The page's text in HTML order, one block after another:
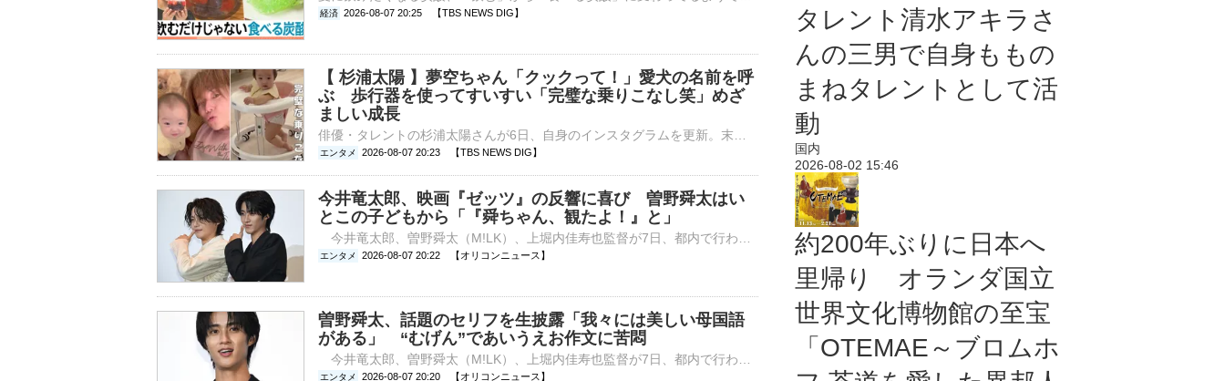
経済 2026-08-07 20:25 【TBS NEWS DIG】
【 杉浦太陽 】夢空ちゃん「クックって！」愛犬の名前を呼
ぶ 歩行器を使ってすいすい「完璧な乗りこなし笑」めざ
ましい成長
エンタメ 2026-08-07 20:23 【TBS NEWS DIG】
今井竜太郎、映画『ゼッツ』の反響に喜び 曽野舜太はい
とこの子どもから「『舜ちゃん、観たよ！』と」
エンタメ 2026-08-07 20:22 【オリコンニュース】
曽野舜太、話題のセリフを生披露「我々には美しい母国語
がある」 “むげん”であいうえお作文に苦悶
エンタメ 2026-08-07 20:20 【オリコンニュース】
タレント清水アキラさ
んの三男で自身ももの
まねタレントとして活
動
国内
2026-08-02 15:46
約200年ぶりに日本へ
里帰り オランダ国立
世界文化博物館の至宝
「OTEMAE～ブロムホ